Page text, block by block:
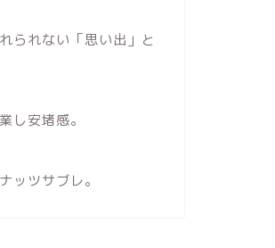
られない「思い出」と
し安堵感。
ッツサブレ。